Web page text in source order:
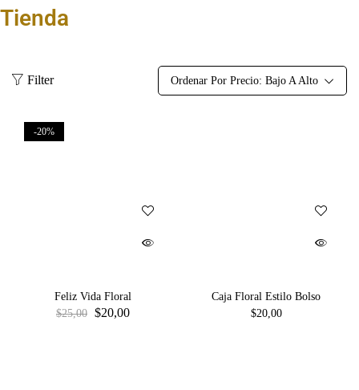
Tienda
Filter Ordenar Por Precio: Bajo A Alto
-20%
Feliz Vida Floral
$25,00 $20,00
Caja Floral Estilo Bolso
$20,00